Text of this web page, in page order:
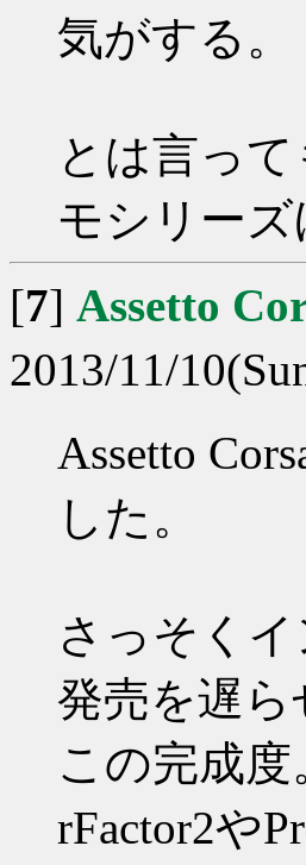
気がする。
とは言っ
モシリー
[7] Assetto
2013/11/
Assetto
した。
さっそく
発売を遅
この完成度
rFactor2や